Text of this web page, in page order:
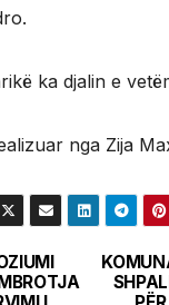
ka djalin e
nga Zija